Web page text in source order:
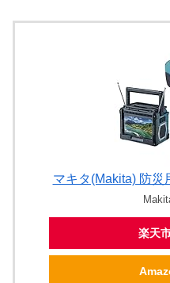
マキタ(Makita) 防災
楽天